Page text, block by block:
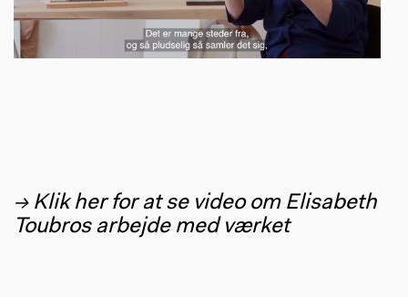
→ Klik her for at se video om Elisabeth
Toubros arbejde med værket